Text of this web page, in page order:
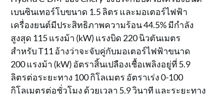
เบนซินเทอร์โบขนาด 1.5 ลิตร และมอเตอร์ไฟฟ้า
เครื่องยนต์มีประสิทธิภาพความร้อน 44.5% มีกำลัง
สูงสุด 115 แรงม้า (kW) แรงบิด 220 นิวตันเมตร
สำหรับ T11 อ้างว่าจะจับคู่กับมอเตอร์ไฟฟ้าขนาด
200 แรงม้า (kW) อัตราสิ้นเปลืองเชื้อเพลิงอยู่ที่ 5.9
ลิตรต่อระยะทาง 100 กิโลเมตร อัตราเร่ง 0-100
กิโลเมตรต่อชั่วโมง ด้วยเวลา 5.9 วินาที และระยะทาง